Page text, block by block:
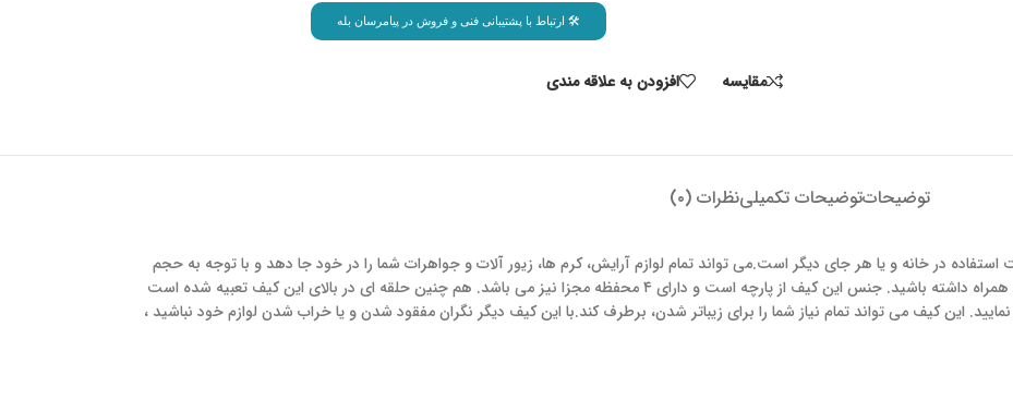
🛠 ارتباط با پشتیبانی فنی و فروش در پیامرسان بله
مقايسه افزودن به علاقه مندی
توضیحاتتوضیحات تکمیلینظرات (۰)
در خانه و یا هر جای دیگر است.می تواند تمام لوازم آرایش، کرم ها، زیور آلات و جواهرات شما را در خود جا دهد و با توجه به حجم
کمی که اشغال می نماید، می توانید آن را در همه جا با خود حمل کرده و به همراه داشته باشید. جنس این کیف از پارچه است و دارای ۴ محفظه مجزا نیز می باشد. هم چنین حلقه ای در بالای این کیف تعبیه شده است
این کیف می تواند تمام نیاز شما را برای زیباتر شدن، برطرف کند.با این کیف دیگر نگران مفقود شدن و یا خراب شدن لوازم خود نباشید ،